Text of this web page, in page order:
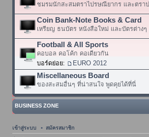
ชมรมนักสะสมตราไปรษณียากร และตรา
Coin Bank-Note Books & Card
เหรียญ ธนบัตร หนังสือใหม่ และบัตรต่างๆ
Football & All Sports
คอบอล คอโค้ก คอเดียวกัน
บอร์ดย่อย:
EURO 2012
Miscellaneous Board
ของสะสมอื่นๆ ที่น่าสนใจ พูดคุยได้ที่นี่
BUSINESS ZONE
เข้าสู่ระบบ • สมัครสมาชิก